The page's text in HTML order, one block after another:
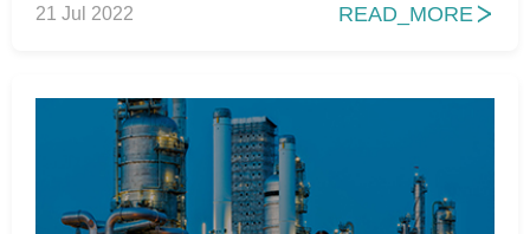
21 Jul 2022 READ_MORE 